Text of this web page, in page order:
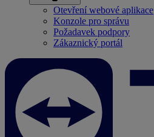
Otevření webové aplikace
Konzole pro správu
Požadavek podpory
Zákaznický portál